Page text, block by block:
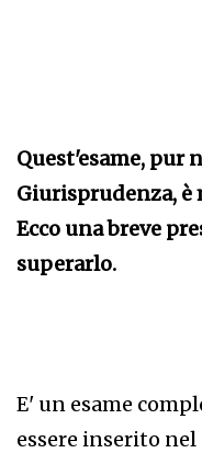
Quest'esame, pur
Giurisprudenza,
Ecco una breve
superarlo.
E' un esame
essere inserito